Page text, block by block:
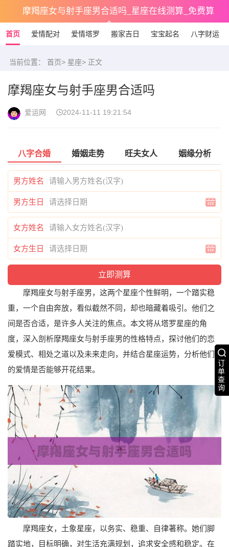
摩羯座女与射手座男合适吗_星座在线测算_免费算
命
首页 爱情配对 爱情塔罗 搬家吉日 宝宝起名 八字财运
订
单
查
询
当前位置： 首页> 星座> 正文
摩羯座女与射手座男合适吗
爱运网 2024-11-11 19:21:54
八字合婚 婚姻走势 旺夫女人 姻缘分析
男方姓名
男方生日
女方姓名
女方生日
摩羯座女与射手座男，这两个星座个性鲜明，一个踏实稳
重，一个自由奔放，看似截然不同，却也暗藏着吸引。他们之
间是否合适，是许多人关注的焦点。本文将从塔罗星座的角
度，深入剖析摩羯座女与射手座男的性格特点，探讨他们的恋
爱模式、相处之道以及未来走向，并结合星座运势，分析他们
的爱情是否能够开花结果。
摩羯座女，土象星座，以务实、稳重、自律著称。她们脚
踏实地，目标明确，对生活充满规划，追求安全感和稳定。在